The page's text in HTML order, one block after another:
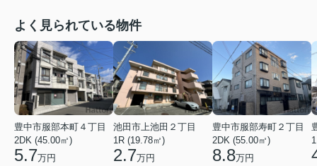
よく見られている物件
豊中市服部本町４丁目
2DK (45.00㎡)
5.7万円
池田市上池田２丁目
1R (19.78㎡)
2.7万円
豊中市服部寿町２丁目
2DK (55.00㎡)
8.8万円